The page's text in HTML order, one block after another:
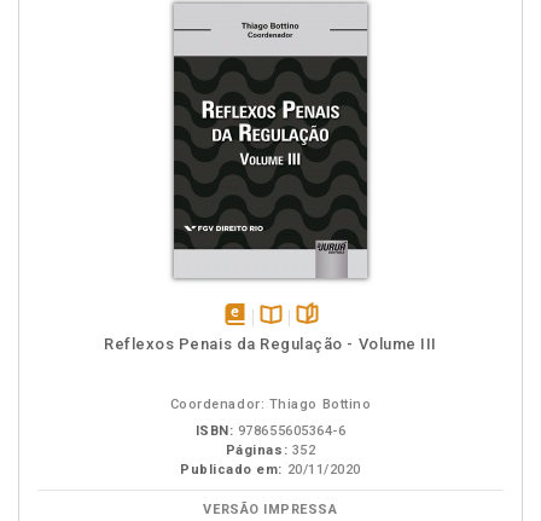
disponívelDisponível
páginas
Reflexos Penais da Regulação - Volume III
Coordenador: Thiago Bottino
ISBN: 978655605364-6
Páginas: 352
Publicado em: 20/11/2020
VERSÃO IMPRESSA